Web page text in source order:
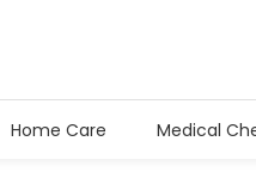
(0272) 3359 222
Home Care Medical